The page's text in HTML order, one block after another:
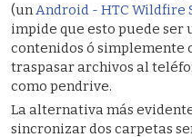
(unAndroid - HTC Wildfire
impide que esto puede ser
contenidos ó simplemente
traspasar archivos al
como pendrive.
La alternativa más
sincronizar dos carpetas